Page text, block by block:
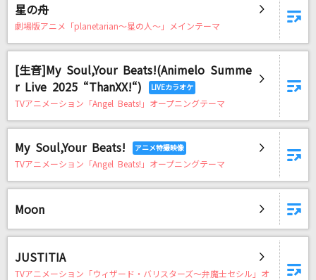
星の舟
劇場版アニメ「planetarian～星の人～」メインテーマ
[生音]My Soul,Your Beats!(Animelo Summe
r Live 2025 “ThanXX!“)
TVアニメーション「Angel Beats!」オープニングテーマ
My Soul,Your Beats!
TVアニメーション「Angel Beats!」オープニングテーマ
Moon
JUSTITIA
TVアニメーション「ウィザード・バリスターズ～弁魔士セシル」オ